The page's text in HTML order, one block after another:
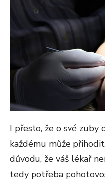
I přesto, že o své zuby
každému může
důvodu, že váš lékař
tedy potřeba